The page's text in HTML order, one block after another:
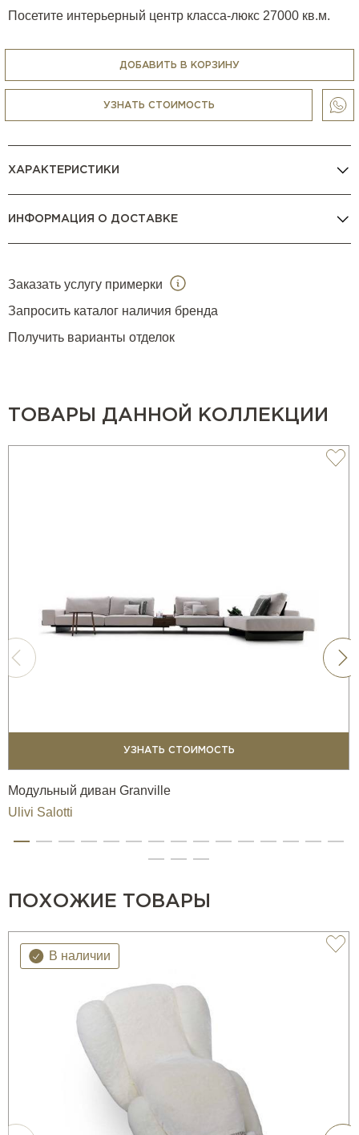
Посетите интерьерный центр класса-люкс 27000 кв.м.
ДОБАВИТЬ В КОРЗИНУ
УЗНАТЬ СТОИМОСТЬ
ХАРАКТЕРИСТИКИ
ИНФОРМАЦИЯ О ДОСТАВКЕ
Заказать услугу примерки
Запросить каталог наличия бренда
Получить варианты отделок
ТОВАРЫ ДАННОЙ КОЛЛЕКЦИИ
УЗНАТЬ СТОИМОСТЬ
Модульный диван Granville
Ulivi Salotti
ПОХОЖИЕ ТОВАРЫ
В наличии